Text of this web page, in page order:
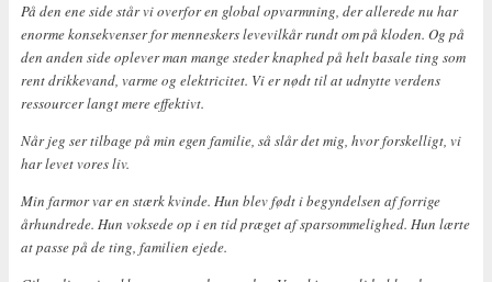
På den ene side står vi overfor en global opvarmning, der allerede nu har
enorme konsekvenser for menneskers levevilkår rundt om på kloden. Og på
den anden side oplever man mange steder knaphed på helt basale ting som
rent drikkevand, varme og elektricitet. Vi er nødt til at udnytte verdens
ressourcer langt mere effektivt.
Når jeg ser tilbage på min egen familie, så slår det mig, hvor forskelligt, vi
har levet vores liv.
Min farmor var en stærk kvinde. Hun blev født i begyndelsen af forrige
århundrede. Hun voksede op i en tid præget af sparsommelighed. Hun lærte
at passe på de ting, familien ejede.